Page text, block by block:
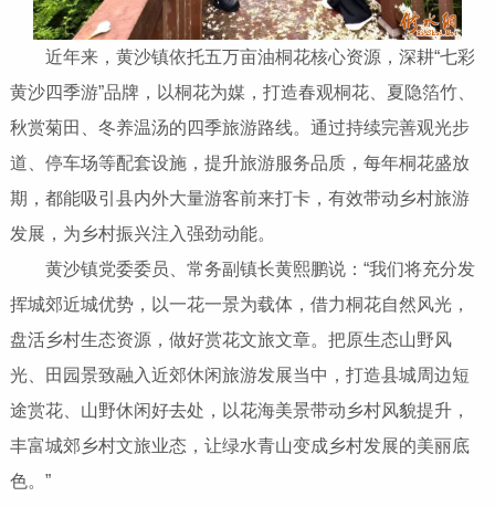
近年来，黄沙镇依托五万亩油桐花核心资源，深耕“七彩
黄沙四季游”品牌，以桐花为媒，打造春观桐花、夏隐箔竹、
秋赏菊田、冬养温汤的四季旅游路线。通过持续完善观光步
道、停车场等配套设施，提升旅游服务品质，每年桐花盛放
期，都能吸引县内外大量游客前来打卡，有效带动乡村旅游
发展，为乡村振兴注入强劲动能。
黄沙镇党委委员、常务副镇长黄熙鹏说：“我们将充分发
挥城郊近城优势，以一花一景为载体，借力桐花自然风光，
盘活乡村生态资源，做好赏花文旅文章。把原生态山野风
光、田园景致融入近郊休闲旅游发展当中，打造县城周边短
途赏花、山野休闲好去处，以花海美景带动乡村风貌提升，
丰富城郊乡村文旅业态，让绿水青山变成乡村发展的美丽底
色。”